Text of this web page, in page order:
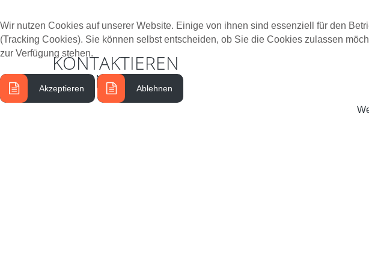
KONTAKTIEREN
SIEUNS
Wir nutzen Cookies auf unserer Website. Einige von ihnen sind essenziell für den
(Tracking Cookies). Sie können selbst entscheiden, ob Sie die Cookies zulassen
zur Verfügung stehen.
Akzeptieren Ablehnen